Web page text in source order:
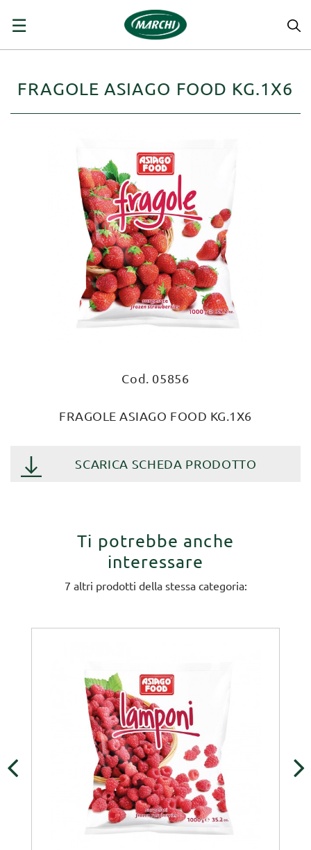
navigazione
☰
FRAGOLE ASIAGO FOOD KG.1X6
Cod. 05856
FRAGOLE ASIAGO FOOD KG.1X6
SCARICA SCHEDA PRODOTTO
Ti potrebbe anche
interessare
7 altri prodotti della stessa categoria: